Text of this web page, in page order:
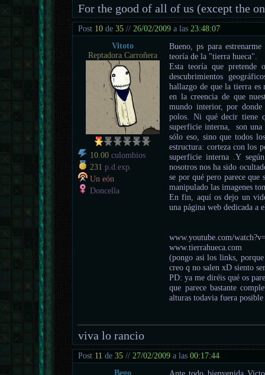
For the good of all of us (except the
Post 10 de35 //26/02/2009 a las23:48:07
Vitoto
Reptadora Carroñera
10.00 culombios
231 p.d.exp.
Un eón
Doncella
Bueno, ps para
teoría de la "tierra hueca".
Esta teoría que pretende
descubrimientos
hallazgo de que la tierra es
en la creencia de que
mundo interior, por donde
polos. Ni qué decir tiene
superficie interna, son una
sólo eso, sino que todos
estructura: corteza con los
superficie interna .Y
nosotros nos ha sido
se por qué pero parece
manipulado las imagenes
En fin, aquí os dejo un
una página web dedicada a
www.youtube.com/
www.tierrahueca.com
(pongo asi los links,
creo q no salen xD siento
PD: ya me diréis qué os
que parece bastante
alturas todavia fuera
viva lo rancio
Post 11 de35 // 27/02/2009 a las00:17:44
Bego